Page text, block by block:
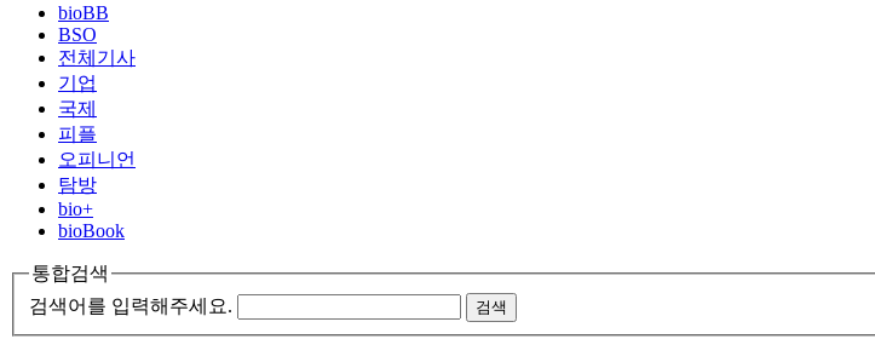
bioBB
BSO
전체기사
기업
국제
피플
오피니언
탐방
bio+
bioBook
통합검색
검색어를 입력해주세요.
검색